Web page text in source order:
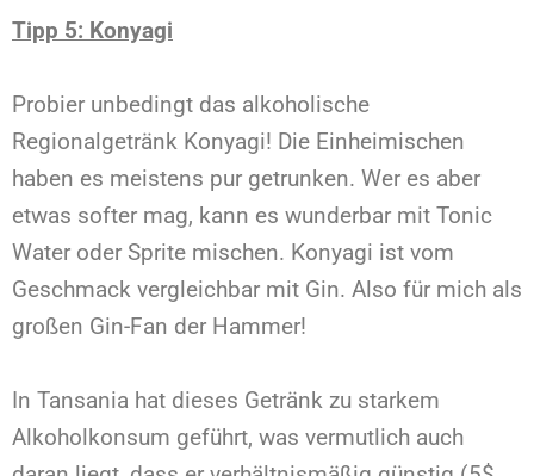
Tipp 5: Konyagi
Probier unbedingt das alkoholische
Regionalgetränk Konyagi! Die Einheimischen
haben es meistens pur getrunken. Wer es aber
etwas softer mag, kann es wunderbar mit Tonic
Water oder Sprite mischen. Konyagi ist vom
Geschmack vergleichbar mit Gin. Also für mich als
großen Gin-Fan der Hammer!
In Tansania hat dieses Getränk zu starkem
Alkoholkonsum geführt, was vermutlich auch